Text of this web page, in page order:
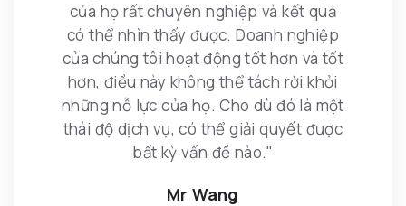
của họ rất chuyên nghiệp và kết quả
có thể nhìn thấy được. Doanh nghiệp
của chúng tôi hoạt động tốt hơn và tốt
hơn, điều này không thể tách rời khỏi
những nỗ lực của họ. Cho dù đó là một
thái độ dịch vụ, có thể giải quyết được
bất kỳ vấn đề nào."
Mr Wang